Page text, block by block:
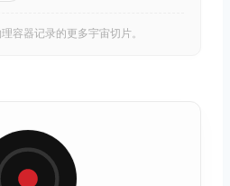
容器记录的更多宇宙切片。